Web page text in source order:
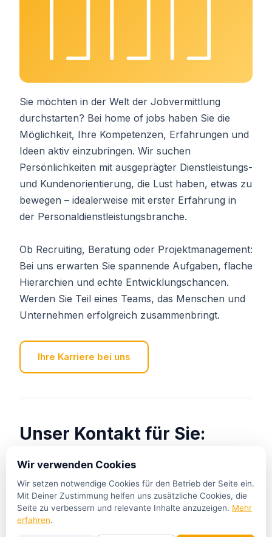
Sie möchten in der Welt der Jobvermittlung
durchstarten? Bei home of jobs haben Sie die
Möglichkeit, Ihre Kompetenzen, Erfahrungen und
Ideen aktiv einzubringen. Wir suchen
Persönlichkeiten mit ausgeprägter Dienstleistungs-
und Kundenorientierung, die Lust haben, etwas zu
bewegen – idealerweise mit erster Erfahrung in
der Personaldienstleistungsbranche.
Ob Recruiting, Beratung oder Projektmanagement:
Bei uns erwarten Sie spannende Aufgaben, flache
Hierarchien und echte Entwicklungschancen.
Werden Sie Teil eines Teams, das Menschen und
Unternehmen erfolgreich zusammenbringt.
Ihre Karriere bei uns
Unser Kontakt für Sie:
*kostenfrei aus den deutschen Fest- und
Mobilfunknetzen
Wir verwenden Cookies
Wir setzen notwendige Cookies für den Betrieb der Seite ein.
Mit Deiner Zustimmung helfen uns zusätzliche Cookies, die
Seite zu verbessern und relevante Inhalte anzuzeigen. Mehr
erfahren.